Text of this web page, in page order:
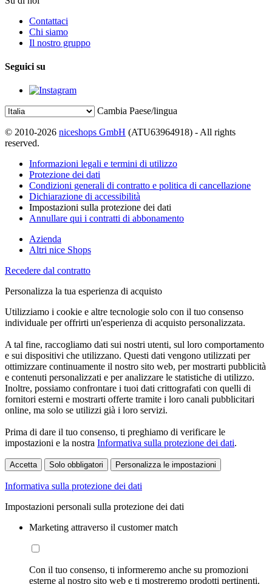
Contattaci
Chi siamo
Il nostro gruppo
Seguici su
Cambia Paese/lingua
© 2010-2026 niceshops GmbH (ATU63964918) - All rights
reserved.
Informazioni legali e termini di utilizzo
Protezione dei dati
Condizioni generali di contratto e politica di cancellazione
Dichiarazione di accessibilità
Impostazioni sulla protezione dei dati
Annullare qui i contratti di abbonamento
Azienda
Altri nice Shops
Recedere dal contratto
Personalizza la tua esperienza di acquisto
Utilizziamo i cookie e altre tecnologie solo con il tuo consenso
individuale per offrirti un'esperienza di acquisto personalizzata.
A tal fine, raccogliamo dati sui nostri utenti, sul loro comportamento
e sui dispositivi che utilizzano. Questi dati vengono utilizzati per
ottimizzare continuamente il nostro sito web, per mostrarti pubblicità
e contenuti personalizzati e per analizzare le statistiche di utilizzo.
Inoltre, possiamo confrontare i tuoi dati crittografati con quelli di
fornitori esterni e mostrarti offerte tramite i loro canali pubblicitari
online, ma solo se utilizzi già i loro servizi.
Prima di dare il tuo consenso, ti preghiamo di verificare le
impostazioni e la nostra Informativa sulla protezione dei dati.
Accetta Solo obbligatori Personalizza le impostazioni
Informativa sulla protezione dei dati
Impostazioni personali sulla protezione dei dati
Marketing attraverso il customer match
Con il tuo consenso, ti informeremo anche su promozioni
esterne al nostro sito web e ti mostreremo prodotti pertinenti.